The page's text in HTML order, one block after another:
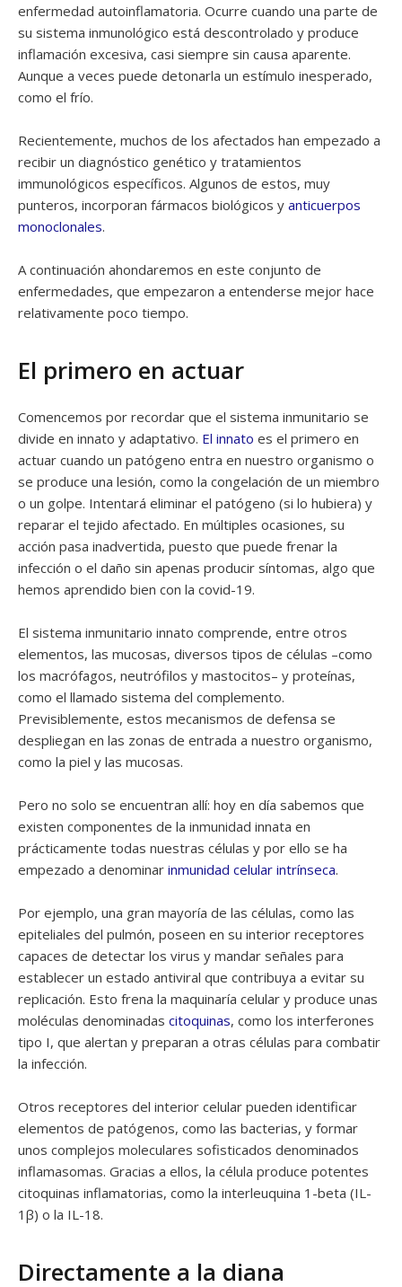
enfermedad autoinflamatoria. Ocurre cuando una parte de
su sistema inmunológico está descontrolado y produce
inflamación excesiva, casi siempre sin causa aparente.
Aunque a veces puede detonarla un estímulo inesperado,
como el frío.
Recientemente, muchos de los afectados han empezado a
recibir un diagnóstico genético y tratamientos
immunológicos específicos. Algunos de estos, muy
punteros, incorporan fármacos biológicos y anticuerpos
monoclonales.
A continuación ahondaremos en este conjunto de
enfermedades, que empezaron a entenderse mejor hace
relativamente poco tiempo.
El primero en actuar
Comencemos por recordar que el sistema inmunitario se
divide en innato y adaptativo. El innato es el primero en
actuar cuando un patógeno entra en nuestro organismo o
se produce una lesión, como la congelación de un miembro
o un golpe. Intentará eliminar el patógeno (si lo hubiera) y
reparar el tejido afectado. En múltiples ocasiones, su
acción pasa inadvertida, puesto que puede frenar la
infección o el daño sin apenas producir síntomas, algo que
hemos aprendido bien con la covid-19.
El sistema inmunitario innato comprende, entre otros
elementos, las mucosas, diversos tipos de células –como
los macrófagos, neutrófilos y mastocitos– y proteínas,
como el llamado sistema del complemento.
Previsiblemente, estos mecanismos de defensa se
despliegan en las zonas de entrada a nuestro organismo,
como la piel y las mucosas.
Pero no solo se encuentran allí: hoy en día sabemos que
existen componentes de la inmunidad innata en
prácticamente todas nuestras células y por ello se ha
empezado a denominar inmunidad celular intrínseca.
Por ejemplo, una gran mayoría de las células, como las
epiteliales del pulmón, poseen en su interior receptores
capaces de detectar los virus y mandar señales para
establecer un estado antiviral que contribuya a evitar su
replicación. Esto frena la maquinaría celular y produce unas
moléculas denominadas citoquinas, como los interferones
tipo I, que alertan y preparan a otras células para combatir
la infección.
Otros receptores del interior celular pueden identificar
elementos de patógenos, como las bacterias, y formar
unos complejos moleculares sofisticados denominados
inflamasomas. Gracias a ellos, la célula produce potentes
citoquinas inflamatorias, como la interleuquina 1-beta (IL-
1β) o la IL-18.
Directamente a la diana